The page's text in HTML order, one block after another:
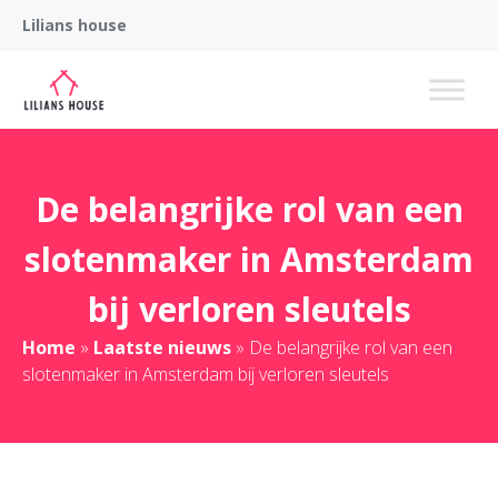
Lilians house
De belangrijke rol van een
slotenmaker in Amsterdam
bij verloren sleutels
Home » Laatste nieuws » De belangrijke rol van een
slotenmaker in Amsterdam bij verloren sleutels